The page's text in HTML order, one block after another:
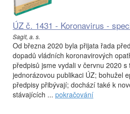
ÚZ č. 1431 - Koronavirus -
Sagit, a. s.
Od března 2020 byla přijata řada
dopadů vládních koronavirových
předpisů jsme vydali v červnu 2020
jednorázovou publikaci ÚZ; bohužel
předpisy přibývají; dochází také k
stávajících ... pokračování